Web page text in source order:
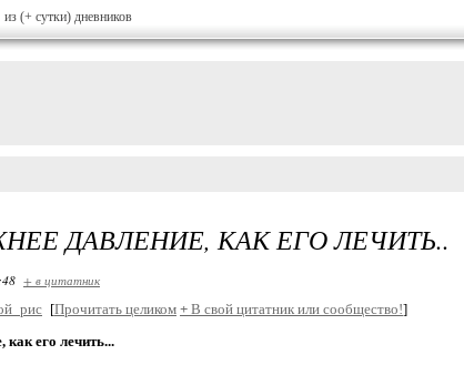
из (+ сутки) дневников
ДАВЛЕНИЕ, КАК ЕГО ЛЕЧИТЬ..
+ в цитатник
[Прочитать целиком + В свой цитатник или сообщество!]
его лечить...